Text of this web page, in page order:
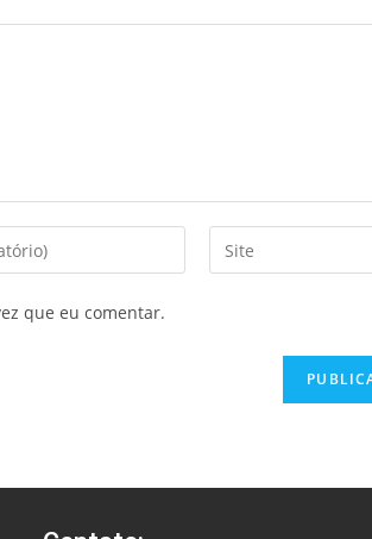
que eu comentar.